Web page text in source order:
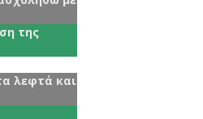
της
λεφτά και